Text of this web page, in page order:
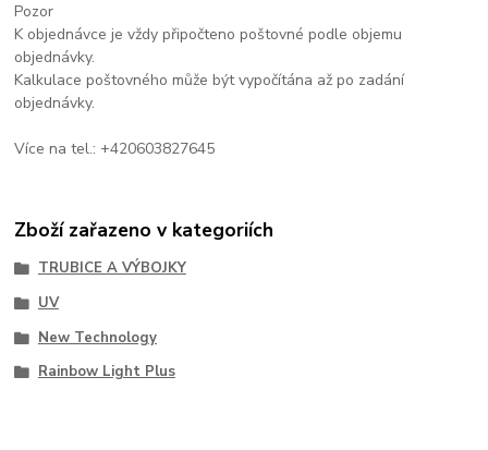
Pozor
K objednávce je vždy připočteno poštovné podle objemu
objednávky.
Kalkulace poštovného může být vypočítána až po zadání
objednávky.
Více na tel.: +420603827645
Zboží zařazeno v kategoriích
TRUBICE A VÝBOJKY
UV
New Technology
Rainbow Light Plus